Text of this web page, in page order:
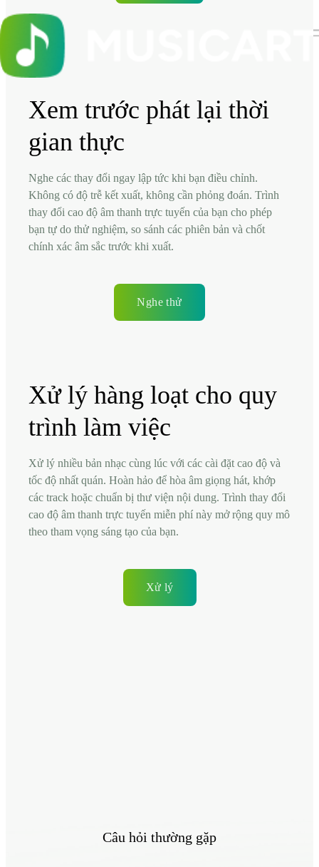
Xem trước phát lại thời
gian thực
Nghe các thay đổi ngay lập tức khi bạn điều chỉnh.
Không có độ trễ kết xuất, không cần phỏng đoán. Trình
thay đổi cao độ âm thanh trực tuyến của bạn cho phép
bạn tự do thử nghiệm, so sánh các phiên bản và chốt
chính xác âm sắc trước khi xuất.
Nghe thử
Xử lý hàng loạt cho quy
trình làm việc
Xử lý nhiều bản nhạc cùng lúc với các cài đặt cao độ và
tốc độ nhất quán. Hoàn hảo để hòa âm giọng hát, khớp
các track hoặc chuẩn bị thư viện nội dung. Trình thay đổi
cao độ âm thanh trực tuyến miễn phí này mở rộng quy mô
theo tham vọng sáng tạo của bạn.
Xử lý
Câu hỏi thường gặp